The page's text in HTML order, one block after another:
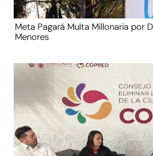
Meta Pagará Multa Millonaria por
Menores